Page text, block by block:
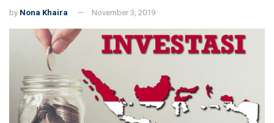
by Nona Khaira November 3, 2019